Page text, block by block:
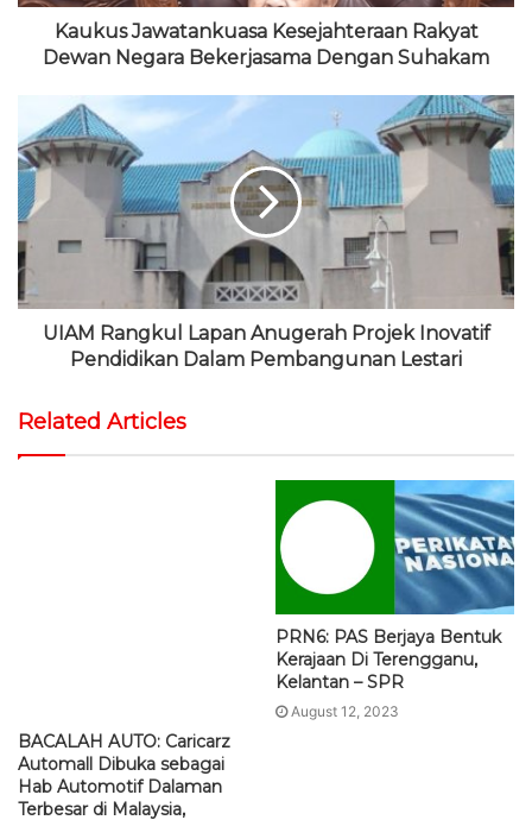
Kaukus Jawatankuasa Kesejahteraan Rakyat
Dewan Negara Bekerjasama Dengan Suhakam
UIAM Rangkul Lapan Anugerah Projek Inovatif
Pendidikan Dalam Pembangunan Lestari
Related Articles
Kereta Terpakai
September 20, 2024
PRN6: PAS Berjaya Bentuk
Kerajaan Di Terengganu,
Kelantan – SPR
August 12, 2023